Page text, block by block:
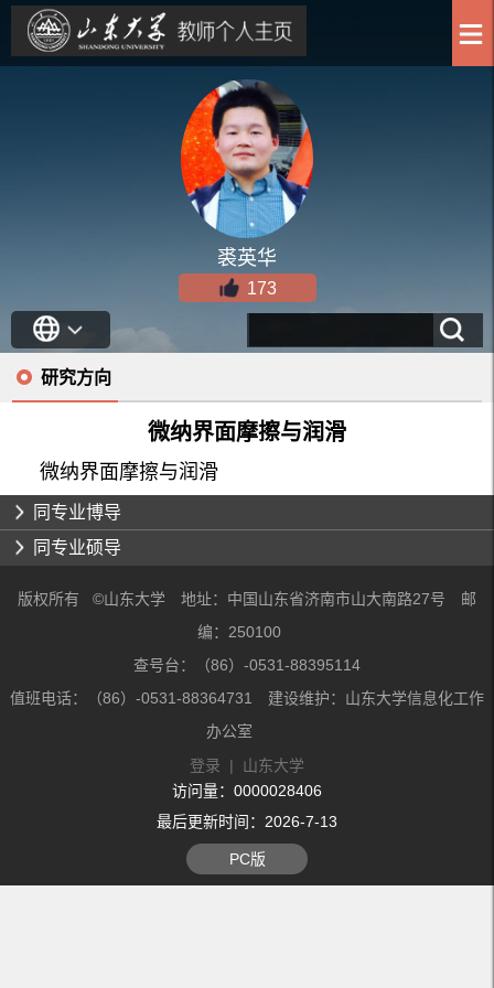
裘英华
173
研究方向
微纳界面摩擦与润滑
微纳界面摩擦与润滑
同专业博导
同专业硕导
版权所有 ©山东大学 地址：中国山东省济南市山大南路27号 邮
编：250100
查号台：（86）-0531-88395114
值班电话：（86）-0531-88364731 建设维护：山东大学信息化工作
办公室
登录 | 山东大学
访问量： 0000028406
最后更新时间： 2026-7-13
PC版